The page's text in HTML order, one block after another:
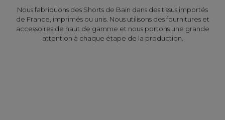
Nous fabriquons des Shorts de Bain dans des tissus importés
de France, imprimés ou unis. Nous utilisons des fournitures et
accessoires de haut de gamme et nous portons une grande
attention à chaque étape de la production.